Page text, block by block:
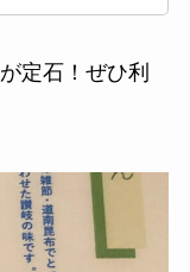
定石！ぜひ利